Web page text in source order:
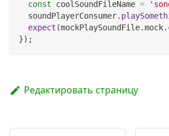
const coolSoundFileName =
  soundPlayerConsumer
.
expect (mockPlaySoundFile.mock.
}) ;
Редактировать страницу